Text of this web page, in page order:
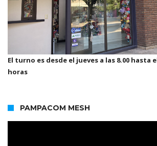
El turno es desde el jueves a las 8.00 hasta
horas
PAMPACOM MESH